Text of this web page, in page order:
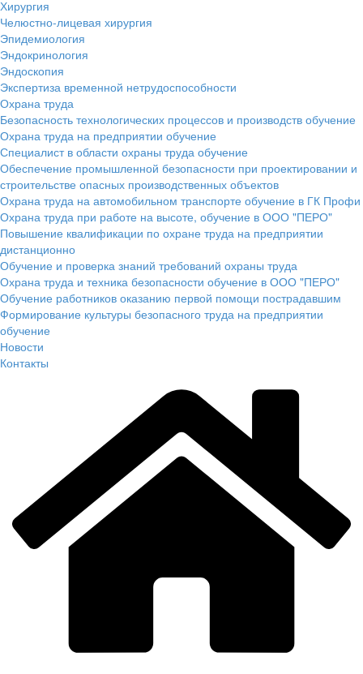
Хирургия
Челюстно-лицевая хирургия
Эпидемиология
Эндокринология
Эндоскопия
Экспертиза временной нетрудоспособности
Охрана труда
Безопасность технологических процессов и производств обучение
Охрана труда на предприятии обучение
Специалист в области охраны труда обучение
Обеспечение промышленной безопасности при проектировании и
строительстве опасных производственных объектов
Охрана труда на автомобильном транспорте обучение в ГК Профи
Охрана труда при работе на высоте, обучение в ООО "ПЕРО"
Повышение квалификации по охране труда на предприятии
дистанционно
Обучение и проверка знаний требований охраны труда
Охрана труда и техника безопасности обучение в ООО "ПЕРО"
Обучение работников оказанию первой помощи пострадавшим
Формирование культуры безопасного труда на предприятии
обучение
Новости
Контакты